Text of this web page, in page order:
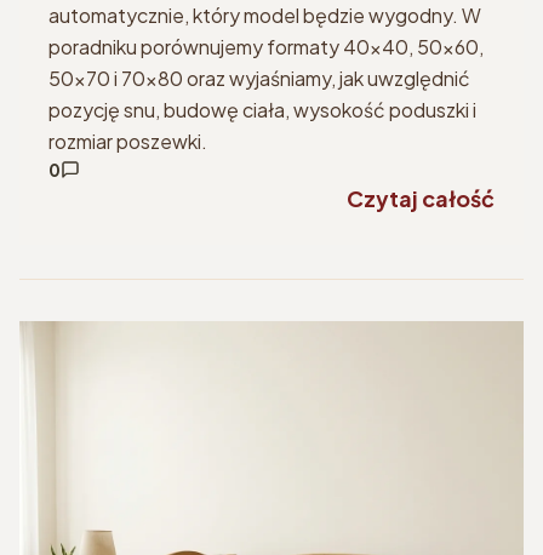
automatycznie, który model będzie wygodny. W
poradniku porównujemy formaty 40x40, 50x60,
50x70 i 70x80 oraz wyjaśniamy, jak uwzględnić
pozycję snu, budowę ciała, wysokość poduszki i
rozmiar poszewki.
0
Czytaj całość